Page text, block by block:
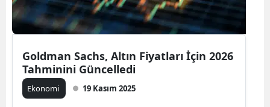
Goldman Sachs, Altın Fiyatları İçin 2026
Tahminini Güncelledi
Ekonomi 19 Kasım 2025